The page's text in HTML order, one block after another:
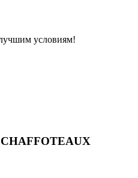
условиям!
CHAFFOTEAUX